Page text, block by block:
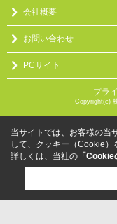
会社概要
お問い合わせ
PCサイト
プラ
Copyright(c)
当サイトでは、お客様の当
して、クッキー（Cookie）
詳しくは、当社の 「